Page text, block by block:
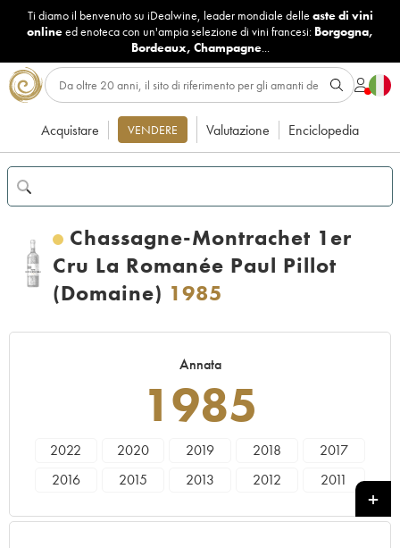
Ti diamo il benvenuto su iDealwine, leader mondiale delle aste di vini
onlineed enoteca con un'ampia selezione di vini francesi: Borgogna,
Bordeaux, Champagne...
Acquistare VENDERE Valutazione Enciclopedia
Chassagne-Montrachet 1er
Cru La Romanée Paul Pillot
(Domaine) 1985
Annata
1985
2022 2020 2019 2018
2017
2016
2015 2013 2012
2011